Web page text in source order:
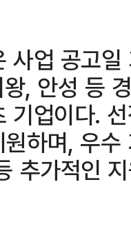
사업 공고
, 안성 등
기업이다.
하며, 우
추가적인